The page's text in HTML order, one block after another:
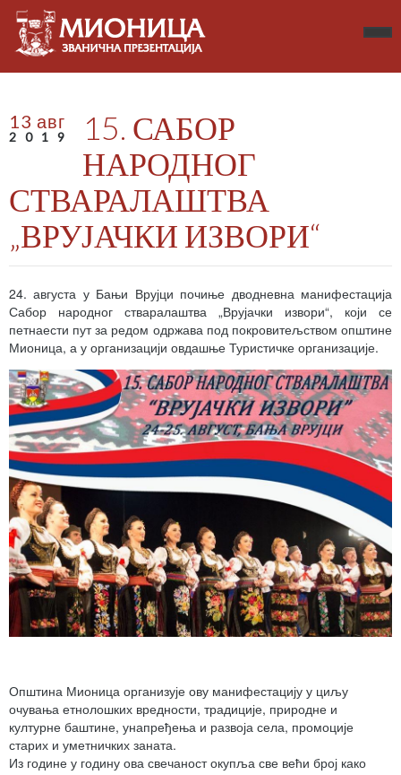
13 авг
2019
15. САБОР
НАРОДНОГ
СТВАРАЛАШТВА
„ВРУЈАЧКИ ИЗВОРИ“
24. августа у Бањи Врујци почиње дводневна манифестација
Сабор народног стваралаштва „Врујачки извори“, који се
петнаести пут за редом одржава под покровитељством општине
Мионица, а у организацији овдашње Туристичке организације.
Општина Мионица организује ову манифестацију у циљу
очувања етнолошких вредности, традиције, природне и
културне баштине, унапређења и развоја села, промоције
старих и уметничких заната.
Из године у годину ова свечаност окупља све већи број како